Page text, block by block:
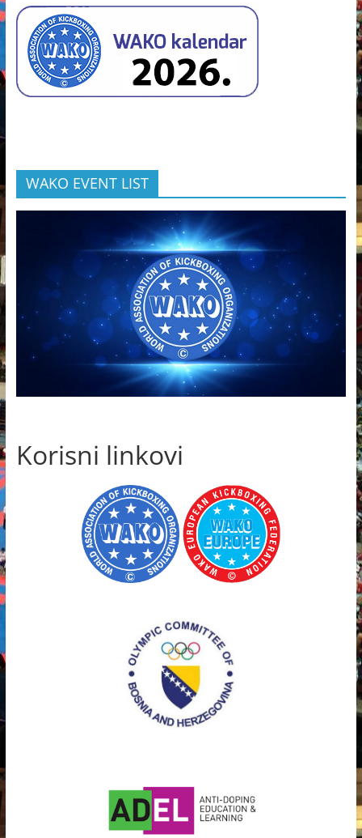
WAKO EVENT LIST
Korisni linkovi